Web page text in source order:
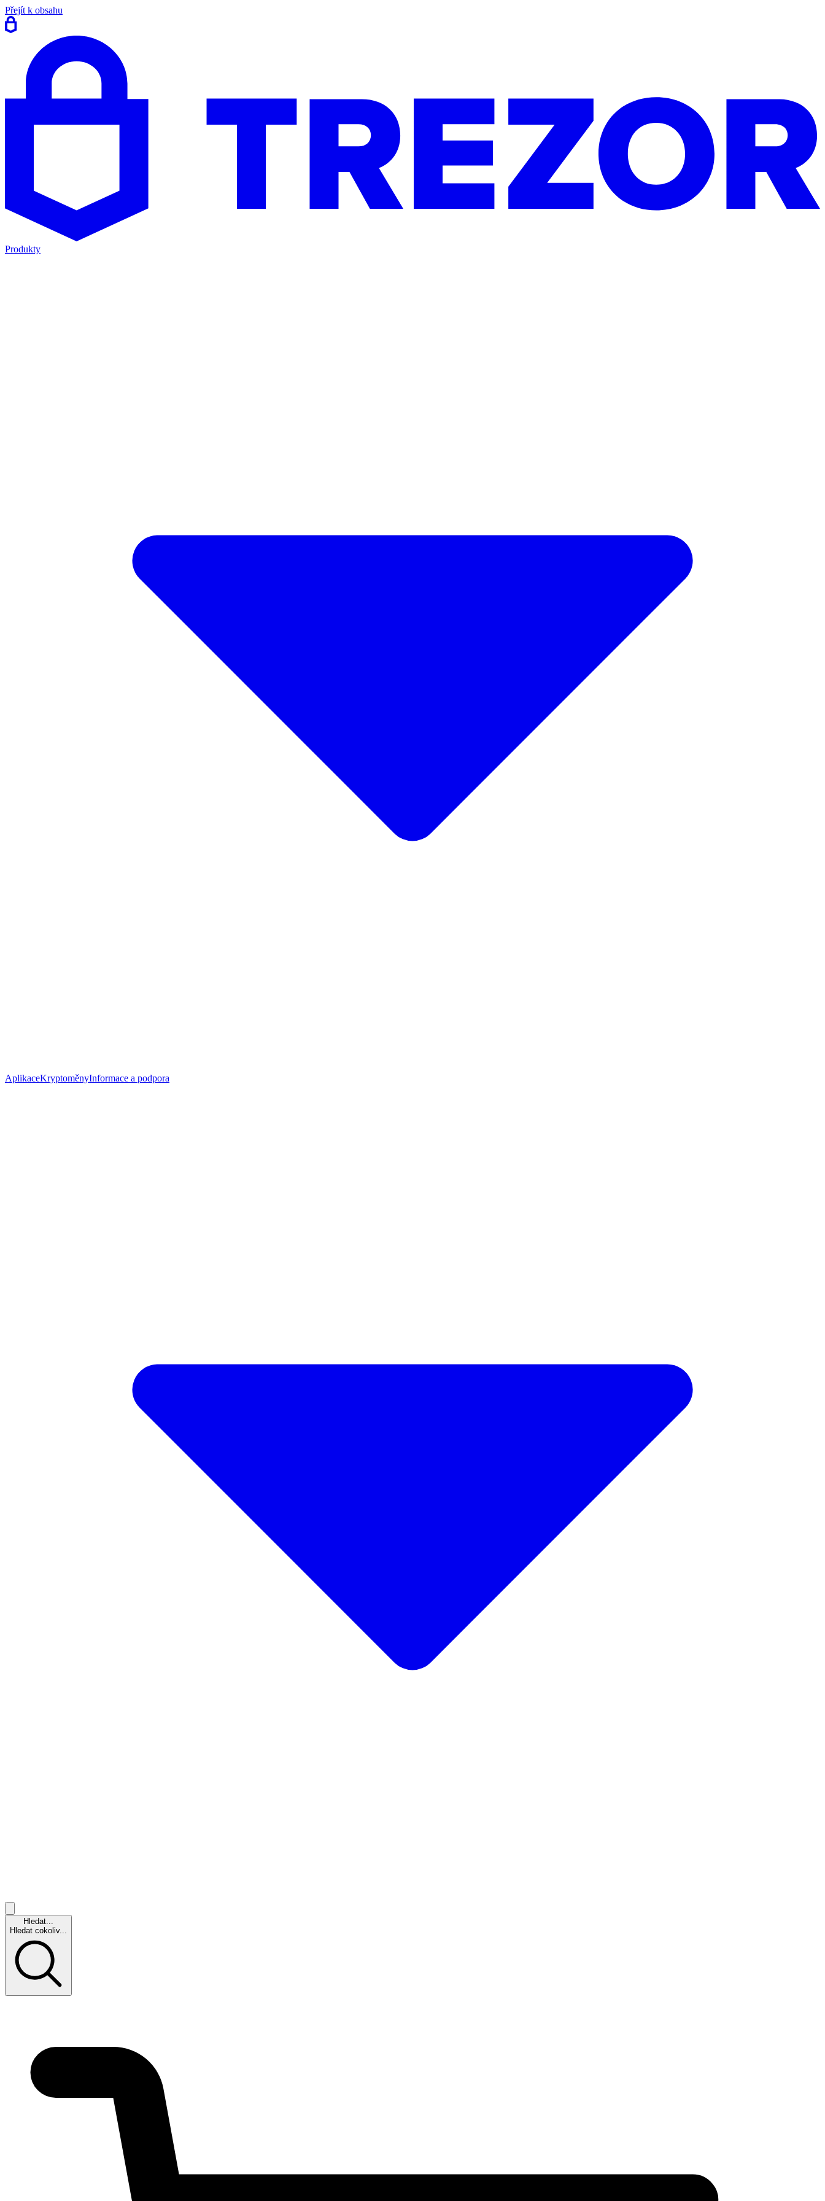
Přejít k obsahu
Produkty
AplikaceKryptoměnyInformace a podpora
Hledat...
Hledat cokoliv...